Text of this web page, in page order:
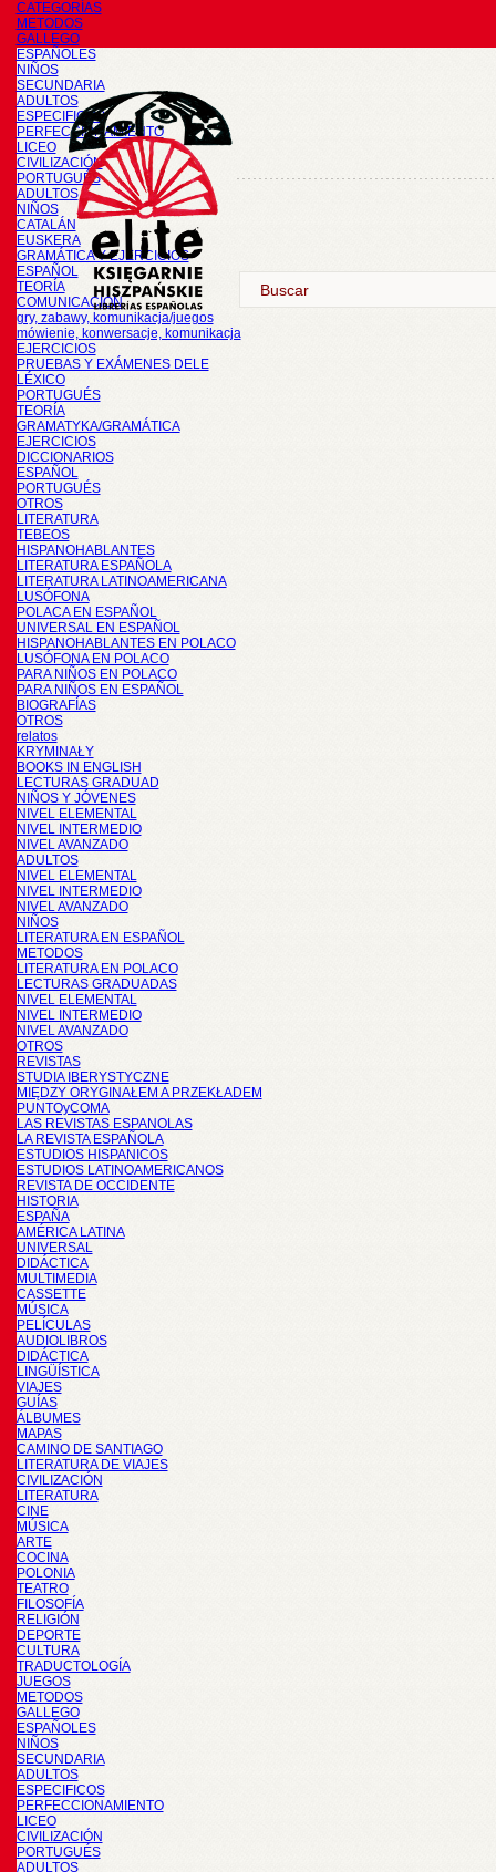
CATEGORÍAS
METODOS
GALLEGO
ESPAÑOLES
NIÑOS
SECUNDARIA
ADULTOS
ESPECIFICOS
PERFECCIONAMIENTO
LICEO
CIVILIZACIÓN
PORTUGUÉS
ADULTOS
NIÑOS
CATALÁN
EUSKERA
GRAMÁTICA Y EJERCICIOS
ESPAÑOL
TEORÍA
COMUNICACIÓN
gry, zabawy, komunikacja/juegos
mówienie, konwersacje, komunikacja
EJERCICIOS
PRUEBAS Y EXÁMENES DELE
LÉXICO
PORTUGUÉS
TEORÍA
GRAMATYKA/GRAMÁTICA
EJERCICIOS
DICCIONARIOS
ESPAÑOL
PORTUGUÉS
OTROS
LITERATURA
TEBEOS
HISPANOHABLANTES
LITERATURA ESPAÑOLA
LITERATURA LATINOAMERICANA
LUSÓFONA
POLACA EN ESPAÑOL
UNIVERSAL EN ESPAÑOL
HISPANOHABLANTES EN POLACO
LUSÓFONA EN POLACO
PARA NIÑOS EN POLACO
PARA NIÑOS EN ESPAÑOL
BIOGRAFÍAS
OTROS
relatos
KRYMINAŁY
BOOKS IN ENGLISH
LECTURAS GRADUAD
NIÑOS Y JÓVENES
NIVEL ELEMENTAL
NIVEL INTERMEDIO
NIVEL AVANZADO
ADULTOS
NIVEL ELEMENTAL
NIVEL INTERMEDIO
NIVEL AVANZADO
NIÑOS
LITERATURA EN ESPAÑOL
METODOS
LITERATURA EN POLACO
LECTURAS GRADUADAS
NIVEL ELEMENTAL
NIVEL INTERMEDIO
NIVEL AVANZADO
OTROS
REVISTAS
STUDIA IBERYSTYCZNE
MIĘDZY ORYGINAŁEM A PRZEKŁADEM
PUNTOyCOMA
LAS REVISTAS ESPANOLAS
LA REVISTA ESPAÑOLA
ESTUDIOS HISPANICOS
ESTUDIOS LATINOAMERICANOS
REVISTA DE OCCIDENTE
HISTORIA
ESPAÑA
AMÉRICA LATINA
UNIVERSAL
DIDÁCTICA
MULTIMEDIA
CASSETTE
MÚSICA
PELÍCULAS
AUDIOLIBROS
DIDÁCTICA
LINGÜÍSTICA
VIAJES
GUÍAS
ÁLBUMES
MAPAS
CAMINO DE SANTIAGO
LITERATURA DE VIAJES
CIVILIZACIÓN
LITERATURA
CINE
MÚSICA
ARTE
COCINA
POLONIA
TEATRO
FILOSOFÍA
RELIGIÓN
DEPORTE
CULTURA
TRADUCTOLOGÍA
JUEGOS
METODOS
GALLEGO
ESPAÑOLES
NIÑOS
SECUNDARIA
ADULTOS
ESPECIFICOS
PERFECCIONAMIENTO
LICEO
CIVILIZACIÓN
PORTUGUÉS
ADULTOS